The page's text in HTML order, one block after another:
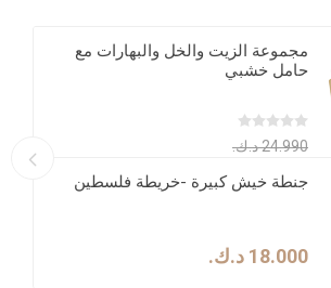
مجموعة الزيت والخل والبهارات مع
حامل خشبي
24.990 د.ك.‏
جنطة خيش كبيرة -خريطة فلسطين
18.000 د.ك.‏